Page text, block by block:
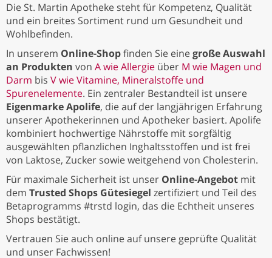
Die St. Martin Apotheke steht für Kompetenz, Qualität
und ein breites Sortiment rund um Gesundheit und
Wohlbefinden.
In unserem Online-Shopfinden Sie einegroße Auswahl
an Produkten von A wie Allergie über M wie Magen und
Darm bis V wie Vitamine, Mineralstoffe und
Spurenelemente. Ein zentraler Bestandteil ist unsere
Eigenmarke Apolife, die auf der langjährigen Erfahrung
unserer Apothekerinnen und Apotheker basiert. Apolife
kombiniert hochwertige Nährstoffe mit sorgfältig
ausgewählten pflanzlichen Inghaltsstoffen und ist frei
von Laktose, Zucker sowie weitgehend von Cholesterin.
Für maximale Sicherheit ist unser Online-Angebot mit
dem Trusted Shops Gütesiegel zertifiziert und Teil des
Betaprogramms #trstd login, das die Echtheit unseres
Shops bestätigt.
Vertrauen Sie auch online auf unsere geprüfte Qualität
und unser Fachwissen!